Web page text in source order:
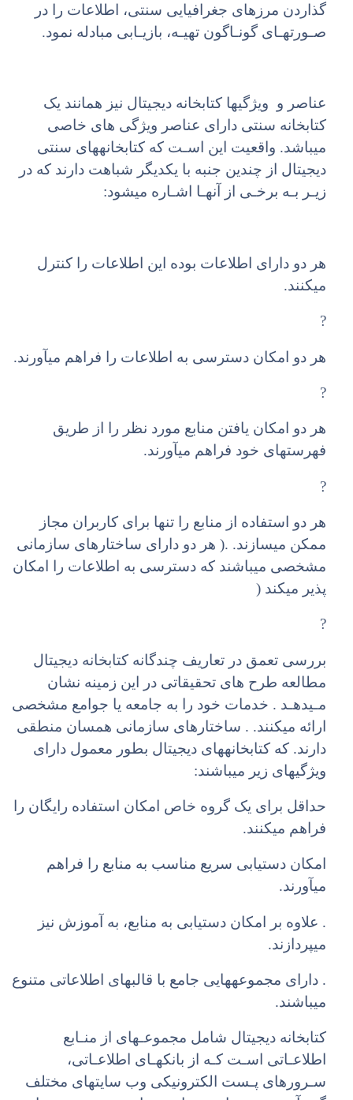
گذاردن مرزهای جغرافیایی سنتی، اطلاعات را در
صـورتهـای گونـاگون تهیـه، بازیـابی مبادله نمود.
عناصر و ویژگیها کتابخانه دیجیتال نیز همانند یک
کتابخانه سنتی دارای عناصر ویژگی های خاصی
میباشد. واقعیت این اسـت که کتابخانههای سنتی
دیجیتال از چندین جنبه با یکدیگر شباهت دارند که در
زیـر بـه برخـی از آنهـا اشـاره میشود:
هر دو دارای اطلاعات بوده این اطلاعات را کنترل
میکنند.
?
هر دو امکان دسترسی به اطلاعات را فراهم میآورند.
?
هر دو امکان یافتن منابع مورد نظر را از طریق
فهرستهای خود فراهم میآورند.
?
هر دو استفاده از منابع را تنها برای کاربران مجاز
ممکن میسازند. .( هر دو دارای ساختارهای سازمانی
مشخصی میباشند که دسترسی به اطلاعات را امکان
پذیر میکند (
?
بررسی تعمق در تعاریف چندگانه کتابخانه دیجیتال
مطالعه طرح های تحقیقاتی در این زمینه نشان
مـیدهـد . خدمات خود را به جامعه یا جوامع مشخصی
ارائه میکنند. . ساختارهای سازمانی همسان منطقی
دارند. که کتابخانههای دیجیتال بطور معمول دارای
ویژگیهای زیر میباشند:
حداقل برای یک گروه خاص امکان استفاده رایگان را
فراهم میکنند.
امکان دستیابی سریع مناسب به منابع را فراهم
میآورند.
. علاوه بر امکان دستیابی به منابع، به آموزش نیز
میپردازند.
. دارای مجموعههایی جامع با قالبهای اطلاعاتی متنوع
میباشند.
کتابخانه دیجیتال شامل مجموعـهای از منـابع
اطلاعـاتی اسـت کـه از بانکهـای اطلاعـاتی،
سـرورهای پـست الکترونیکی وب سایتهای مختلف